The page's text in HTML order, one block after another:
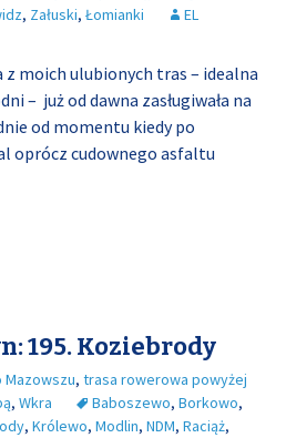
, Załuski, Łomianki EL
z moich ulubionych tras – idealna
– już od dawna zasługiwała na
od momentu kiedy po
oprócz cudownego asfaltu
195. Koziebrody
Mazowszu, trasa rowerowa powyżej
, Wkra Baboszewo, Borkowo,
, Królewo, Modlin, NDM, Raciąż,